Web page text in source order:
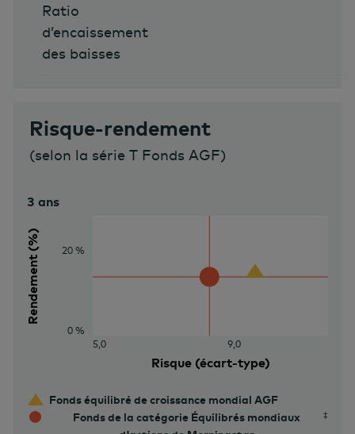
Ratio
d’encaissement
des baisses
Risque-rendement
(selon la série T Fonds AGF)
Rendement (%)
Risque (écart-type)
5,0 9,0
0 %
20 %
3 ans
Fonds équilibré de croissance mondial AGF
Fonds de la catégorie Équilibrés mondiaux